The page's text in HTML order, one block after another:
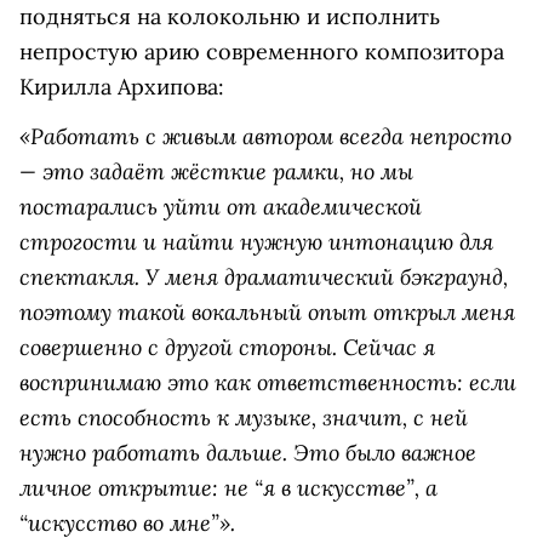
подняться на колокольню и исполнить
непростую арию современного композитора
Кирилла Архипова:
«Работать с живым автором всегда непросто
— это задаёт жёсткие рамки, но мы
постарались уйти от академической
строгости и найти нужную интонацию для
спектакля. У меня драматический бэкграунд,
поэтому такой вокальный опыт открыл меня
совершенно с другой стороны. Сейчас я
воспринимаю это как ответственность: если
есть способность к музыке, значит, с ней
нужно работать дальше. Это было важное
личное открытие: не “я в искусстве”, а
“искусство во мне”».